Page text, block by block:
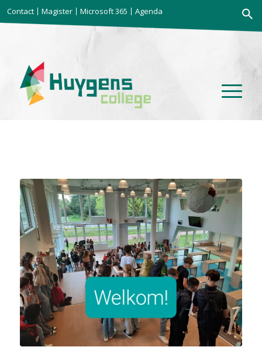
Contact Magister Microsoft 365 Agenda
naar: